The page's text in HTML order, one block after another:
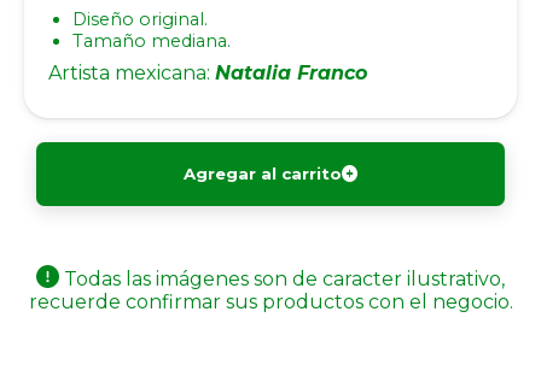
Diseño original.
Tamaño mediana.
Artista mexicana: Natalia Franco
Agregar al carrito
Todas las imágenes son de caracter ilustrativo,
recuerde confirmar sus productos con el negocio.